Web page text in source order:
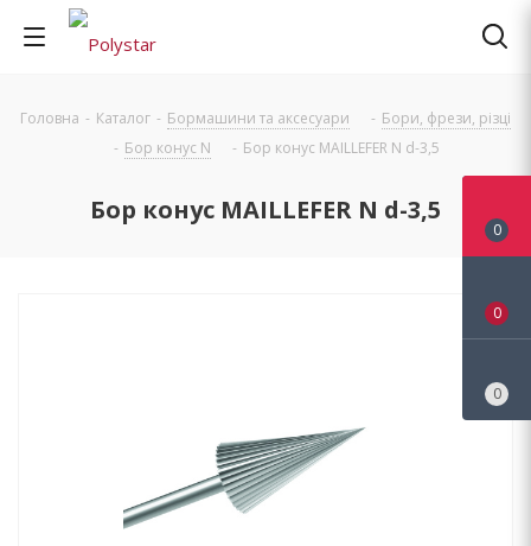
Головна - Каталог - Бормашини та аксесуари - Бори, фрези, різці
- Бор конус N - Бор конус MAILLEFER N d-3,5
Бор конус MAILLEFER N d-3,5
0
0
0